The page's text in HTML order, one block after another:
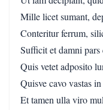
Mille licet sumant,
Conteritur ferrum,
Sufficit et damni pars
Quis vetet adposito
Quisve cavo vastas
Et tamen ulla viro